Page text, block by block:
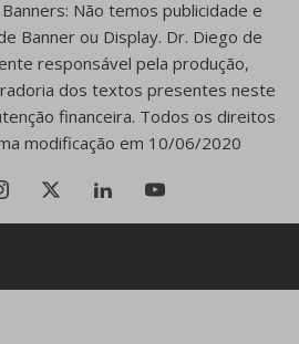
Não temos publicidade e
Banner ou Display. Dr. Diego de
responsável pela produção,
dos textos presentes neste
financeira. Todos os direitos
modificação em 10/06/2020